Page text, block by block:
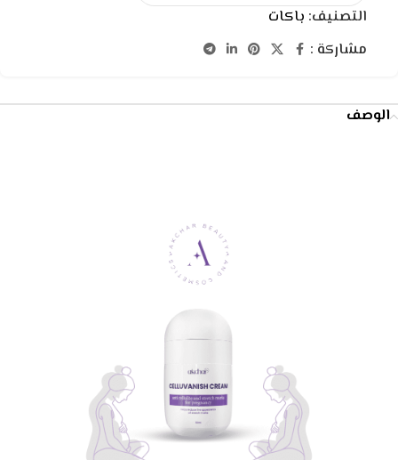
التصنيف: باكات
مشاركة :
الوصف